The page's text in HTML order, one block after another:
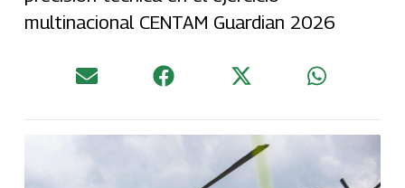
multinacional CENTAM Guardian 2026